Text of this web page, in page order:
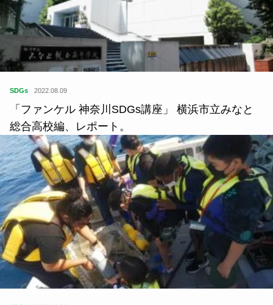
SDGs 2022.08.09
「ファンケル 神奈川SDGs講座」 横浜市立みなと
総合高校編、レポート。